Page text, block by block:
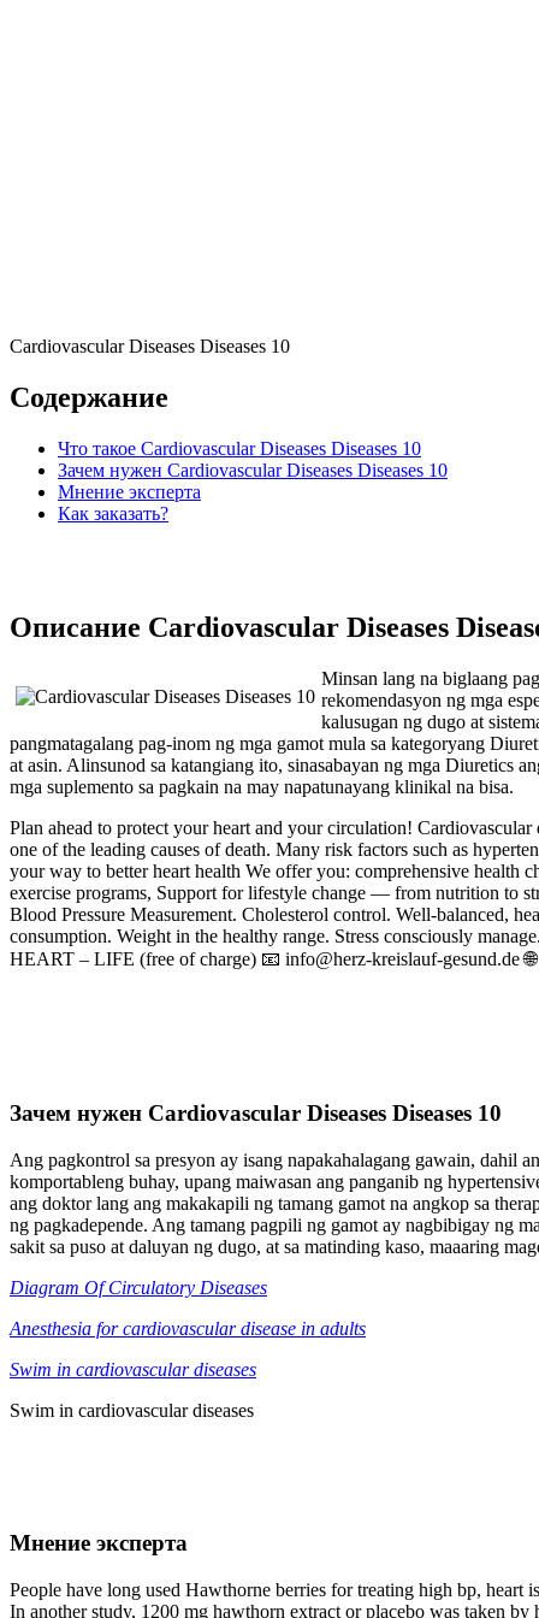
Cardiovascular Diseases Diseases 10
Содержание
Что такое Cardiovascular Diseases Diseases 10
Зачем нужен Cardiovascular Diseases Diseases 10
Мнение эксперта
Как заказать?
Описание Cardiovascular Diseases
Minsan lang na biglaang
rekomendasyon ng mga
kalusugan ng dugo at
pangmatagalang pag-inom ng mga gamot mula sa kategoryang
at asin. Alinsunod sa katangiang ito, sinasabayan ng mga Diuretics
mga suplemento sa pagkain na may napatunayang klinikal na bisa.
Plan ahead to protect your heart and your circulation!
one of the leading causes of death. Many risk factors such as
your way to better heart health We offer you: comprehensive
exercise programs, Support for lifestyle change — from nutrition to
Blood Pressure Measurement. Cholesterol control. Well-balanced,
consumption. Weight in the healthy range. Stress consciously
HEART – LIFE (free of charge) 📧 info@herz-kreislauf-gesund.de
Зачем нужен Cardiovascular Diseases Diseases 10
Ang pagkontrol sa presyon ay isang napakahalagang gawain, dahil
komportableng buhay, upang maiwasan ang panganib ng
ang doktor lang ang makakapili ng tamang gamot na angkop sa
ng pagkadepende. Ang tamang pagpili ng gamot ay nagbibigay ng
sakit sa puso at daluyan ng dugo, at sa matinding kaso, maaaring
Diagram Of Circulatory Diseases
Anesthesia for cardiovascular disease in adults
Swim in cardiovascular diseases
Swim in cardiovascular diseases
Мнение эксперта
People have long used Hawthorne berries for treating high bp, heart
In another study, 1200 mg hawthorn extract or placebo was taken